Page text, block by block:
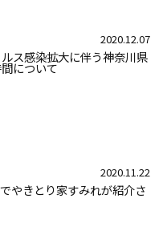
2020.12.07
ス感染拡大に伴う神奈川県
について
2020.11.22
でやきとり家すみれが紹介さ